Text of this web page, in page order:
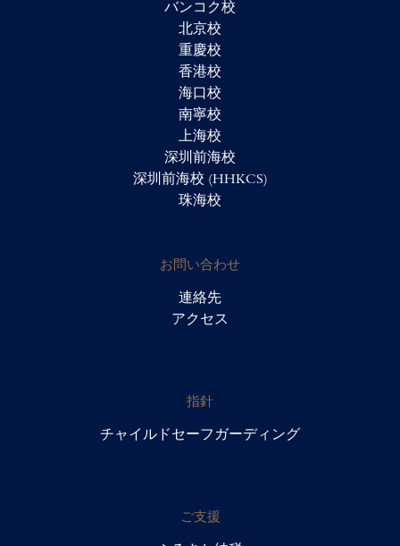
バンコク校
北京校
重慶校
香港校
海口校
南寧校
上海校
深圳前海校
深圳前海校 (HHKCS)
珠海校
お問い合わせ
連絡先
アクセス
指針
チャイルドセーフガーディング
ご支援